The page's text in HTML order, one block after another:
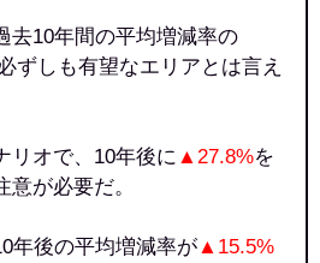
去10年間の平均増減率の
ずしも有望なエリアとは言え
リオで、10年後に▲27.8%を
が必要だ。
年後の平均増減率が▲15.5%